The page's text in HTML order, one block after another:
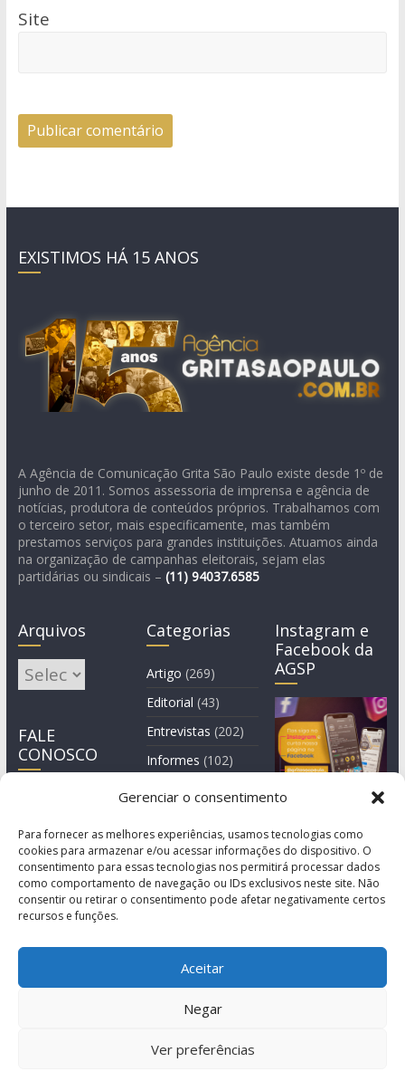
Gerenciar o consentimento
Para fornecer as melhores experiências, usamos tecnologias como
cookies para armazenar e/ou acessar informações do dispositivo. O
consentimento para essas tecnologias nos permitirá processar dados
como comportamento de navegação ou IDs exclusivos neste site. Não
consentir ou retirar o consentimento pode afetar negativamente certos
recursos e funções.
Aceitar
Negar
Ver preferências
Site
EXISTIMOS HÁ 15 ANOS
A Agência de Comunicação Grita São Paulo existe desde 1º de
junho de 2011. Somos assessoria de imprensa e agência de
notícias, produtora de conteúdos próprios. Trabalhamos com
o terceiro setor, mais especificamente, mas também
prestamos serviços para grandes instituições. Atuamos ainda
na organização de campanhas eleitorais, sejam elas
partidárias ou sindicais – (11) 94037.6585
Arquivos
Arquivos
FALE
CONOSCO
Categorias
Artigo (269)
Editorial (43)
Entrevistas (202)
Informes (102)
Manchete
Instagram e
Facebook da
AGSP
© Copyright 2011-2026
Agência de Comunicação Grita São Paulo